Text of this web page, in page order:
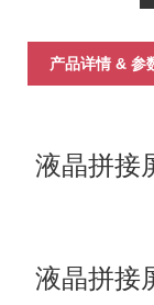
产品详情 & 参
液晶拼接
液晶拼接